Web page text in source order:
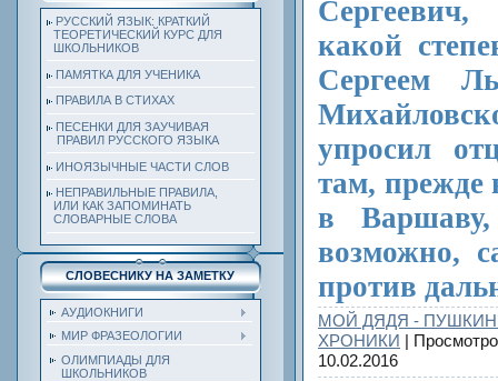
РУССКИЙ ЯЗЫК: КРАТКИЙ
ТЕОРЕТИЧЕСКИЙ КУРС ДЛЯ
ШКОЛЬНИКОВ
ПАМЯТКА ДЛЯ УЧЕНИКА
ПРАВИЛА В СТИХАХ
ПЕСЕНКИ ДЛЯ ЗАУЧИВАЯ
ПРАВИЛ РУССКОГО ЯЗЫКА
ИНОЯЗЫЧНЫЕ ЧАСТИ СЛОВ
НЕПРАВИЛЬНЫЕ ПРАВИЛА,
ИЛИ КАК ЗАПОМИНАТЬ
СЛОВАРНЫЕ СЛОВА
СЛОВЕСНИКУ НА ЗАМЕТКУ
АУДИОКНИГИ
МИР ФРАЗЕОЛОГИИ
ОЛИМПИАДЫ ДЛЯ
ШКОЛЬНИКОВ
какой
Сергеем
упросил
там, прежде
в
возможно,
против
МОЙ ДЯДЯ -
ХРОНИКИ |
10.02.2016